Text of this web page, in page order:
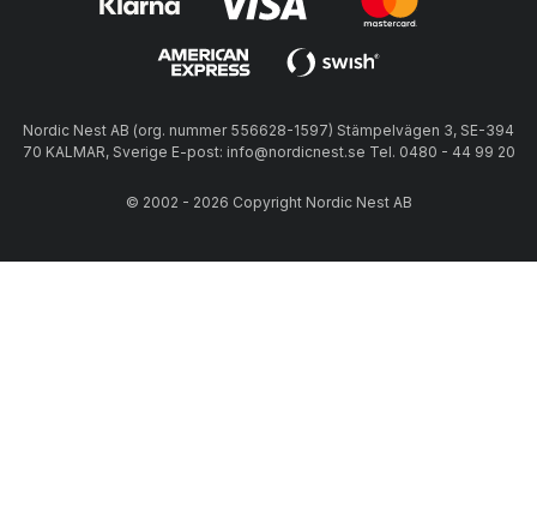
Nordic Nest AB (org. nummer 556628-1597) Stämpelvägen 3, SE-394
70 KALMAR, Sverige E-post: info@nordicnest.se Tel. 0480 - 44 99 20
© 2002 - 2026 Copyright Nordic Nest AB